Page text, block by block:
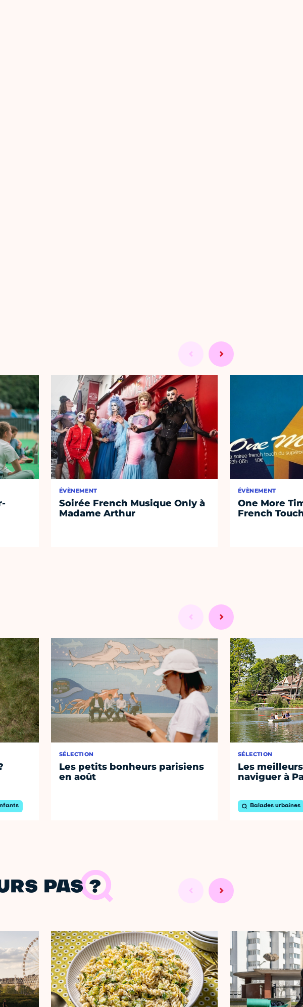
ÉVÈNEMENT
Soirée French Musique Only à
Madame Arthur
ÉVÈNEMENT
One More
French
SÉLECTION
Les petits bonheurs parisiens
en août
SÉLECTION
Les
naviguer à
Balades urbaines
PAS ?